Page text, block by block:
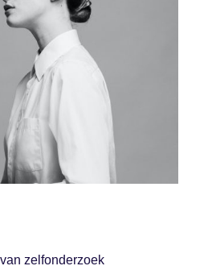
zelfonderzoek